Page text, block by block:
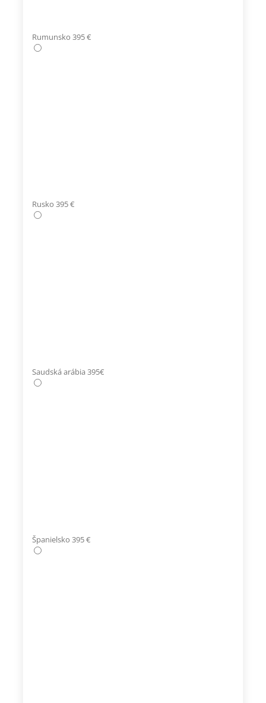
Rumunsko 395 €
Rusko 395 €
Saudská arábia 395€
Španielsko 395 €